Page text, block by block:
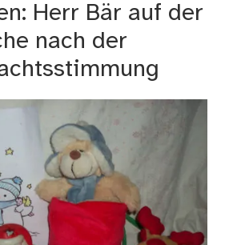
Herr Bär auf der
nach der